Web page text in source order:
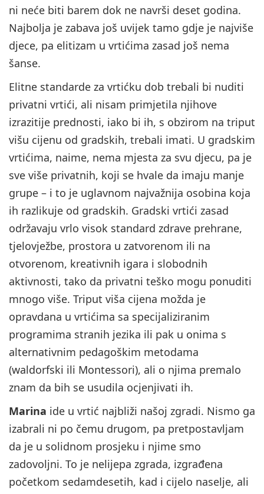
ni neće biti barem dok ne navrši deset godina.
Najbolja je zabava još uvijek tamo gdje je najviše
djece, pa elitizam u vrtićima zasad još nema
šanse.
Elitne standarde za vrtićku dob trebali bi nuditi
privatni vrtići, ali nisam primjetila njihove
izrazitije prednosti, iako bi ih, s obzirom na triput
višu cijenu od gradskih, trebali imati. U gradskim
vrtićima, naime, nema mjesta za svu djecu, pa je
sve više privatnih, koji se hvale da imaju manje
grupe – i to je uglavnom najvažnija osobina koja
ih razlikuje od gradskih. Gradski vrtići zasad
održavaju vrlo visok standard zdrave prehrane,
tjelovježbe, prostora u zatvorenom ili na
otvorenom, kreativnih igara i slobodnih
aktivnosti, tako da privatni teško mogu ponuditi
mnogo više. Triput viša cijena možda je
opravdana u vrtićima sa specijaliziranim
programima stranih jezika ili pak u onima s
alternativnim pedagoškim metodama
(waldorfski ili Montessori), ali o njima premalo
znam da bih se usudila ocjenjivati ih.
Marina ide u vrtić najbliži našoj zgradi. Nismo ga
izabrali ni po čemu drugom, pa pretpostavljam
da je u solidnom prosjeku i njime smo
zadovoljni. To je nelijepa zgrada, izgrađena
početkom sedamdesetih, kad i cijelo naselje, ali